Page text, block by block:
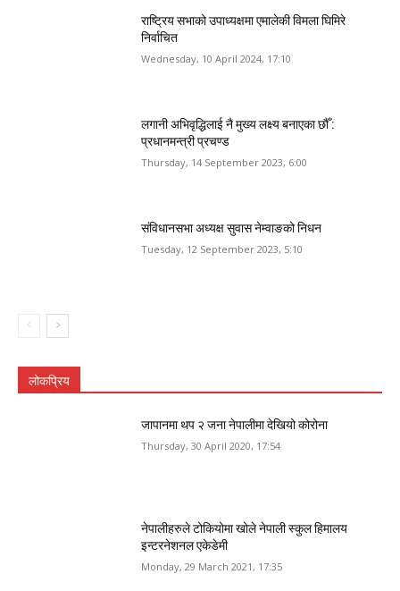
राष्ट्रिय सभाको उपाध्यक्षमा एमालेकी विमला घिमिरे
निर्वाचित
Wednesday, 10 April 2024, 17:10
लगानी अभिवृद्धिलाई नै मुख्य लक्ष्य बनाएका छौँ :
प्रधानमन्त्री प्रचण्ड
Thursday, 14 September 2023, 6:00
संविधानसभा अध्यक्ष सुवास नेम्वाङको निधन
Tuesday, 12 September 2023, 5:10
लोकप्रिय
जापानमा थप २ जना नेपालीमा देखियो कोरोना
Thursday, 30 April 2020, 17:54
नेपालीहरुले टोकियोमा खोले नेपाली स्कुल हिमालय
इन्टरनेशनल एकेडेमी
Monday, 29 March 2021, 17:35